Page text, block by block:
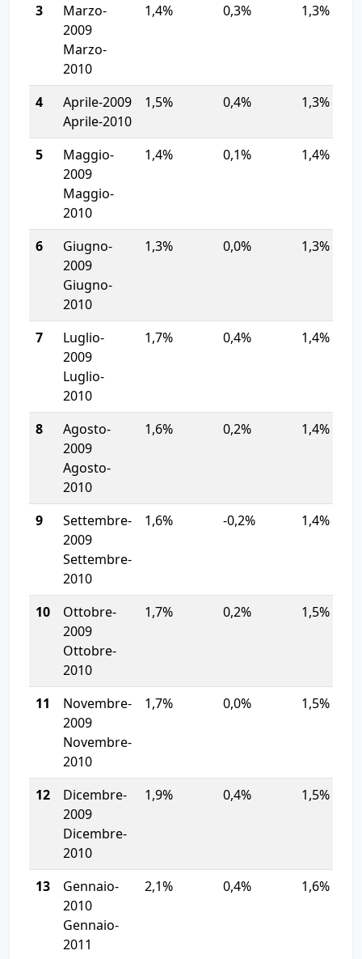
3
Marzo-
2009
Marzo-
2010
1,4% 0,3% 1,3%
4
Aprile-2009
Aprile-2010
1,5% 0,4% 1,3%
5
Maggio-
2009
Maggio-
2010
1,4% 0,1% 1,4%
6
Giugno-
2009
Giugno-
2010
1,3% 0,0% 1,3%
7
Luglio-
2009
Luglio-
2010
1,7% 0,4% 1,4%
8
Agosto-
2009
Agosto-
2010
1,6% 0,2% 1,4%
9
Settembre-
2009
Settembre-
2010
1,6% -0,2% 1,4%
10
Ottobre-
2009
Ottobre-
2010
1,7% 0,2% 1,5%
11
Novembre-
2009
Novembre-
2010
1,7% 0,0% 1,5%
12
Dicembre-
2009
Dicembre-
2010
1,9% 0,4% 1,5%
13
Gennaio-
2010
Gennaio-
2011
2,1% 0,4% 1,6%